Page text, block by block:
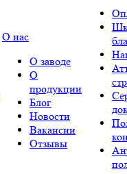
О нас
О заводе
О
продукции
Блог
Новости
Вакансии
Отзывы